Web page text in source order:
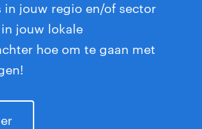
jouw regio en/of sector
jouw lokale
hoe om te gaan met